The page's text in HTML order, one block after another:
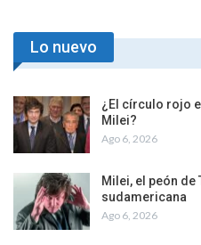
Lo nuevo
¿El círculo rojo
Milei?
Ago 6, 2026
Milei, el peón
sudamericana
Ago 6, 2026